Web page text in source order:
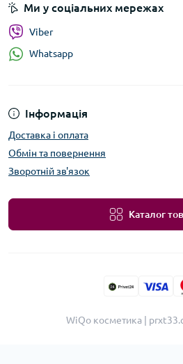
Інформація
Доставка і оплата
Обмін та повернення
Зворотній зв'язок
Каталог
Ми у соціальних мережах
Viber
Whatsapp
WiQo косметика |